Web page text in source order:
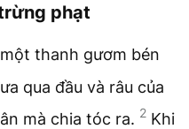
phạt
thanh gươm bén
qua đầu và râu của
mà chia tóc ra. 2 Khi